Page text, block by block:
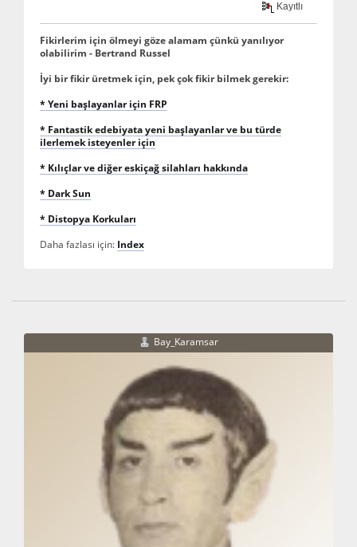
Kayıtlı
Fikirlerim için ölmeyi göze alamam çünkü yanılıyor
olabilirim - Bertrand Russel
İyi bir fikir üretmek için, pek çok fikir bilmek gerekir:
* Yeni başlayanlar için FRP
* Fantastik edebiyata yeni başlayanlar ve bu türde
ilerlemek isteyenler için
* Kılıçlar ve diğer eskiçağ silahları hakkında
* Dark Sun
* Distopya Korkuları
Daha fazlası için: Index
Bay_Karamsar